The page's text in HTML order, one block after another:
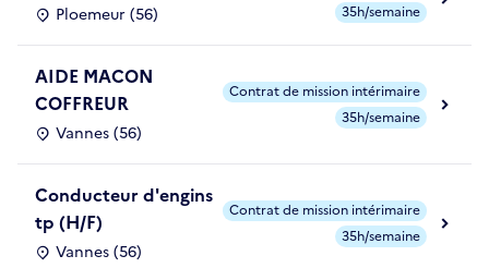
Ploemeur (56)
35h/semaine
AIDE MACON
COFFREUR
Vannes (56)
Contrat de mission intérimaire
35h/semaine
Conducteur d'engins
tp (H/F)
Vannes (56)
Contrat de mission intérimaire
35h/semaine